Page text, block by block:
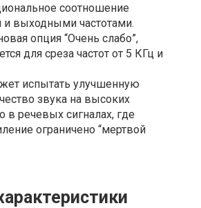
соотношение
выходными частотами.
опция “Очень слабо”,
для среза частот от 5 КГц и
испытать улучшенную
звука на высоких
в речевых сигналах, где
ограничено “мертвой